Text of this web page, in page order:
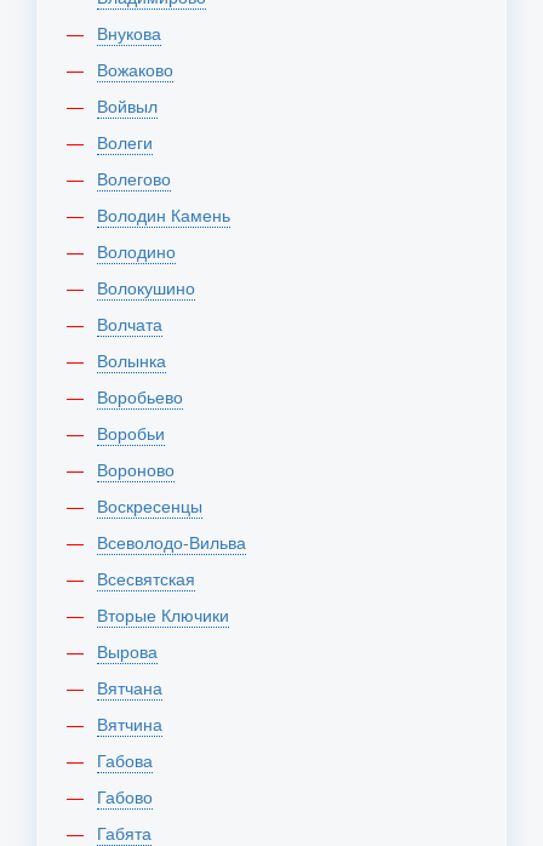
Внукова
Вожаково
Войвыл
Волеги
Волегово
Володин Камень
Володино
Волокушино
Волчата
Волынка
Воробьево
Воробьи
Вороново
Воскресенцы
Всеволодо-Вильва
Всесвятская
Вторые Ключики
Вырова
Вятчана
Вятчина
Габова
Габово
Габята